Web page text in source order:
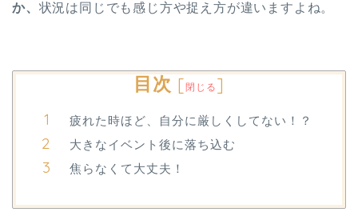
か、 状況は同じでも感じ方や捉え方が違いますよね。
目次 [閉じる ]
疲れた時ほど、自分に厳しくしてない！？
大きなイベント後に落ち込む
焦らなくて大丈夫！